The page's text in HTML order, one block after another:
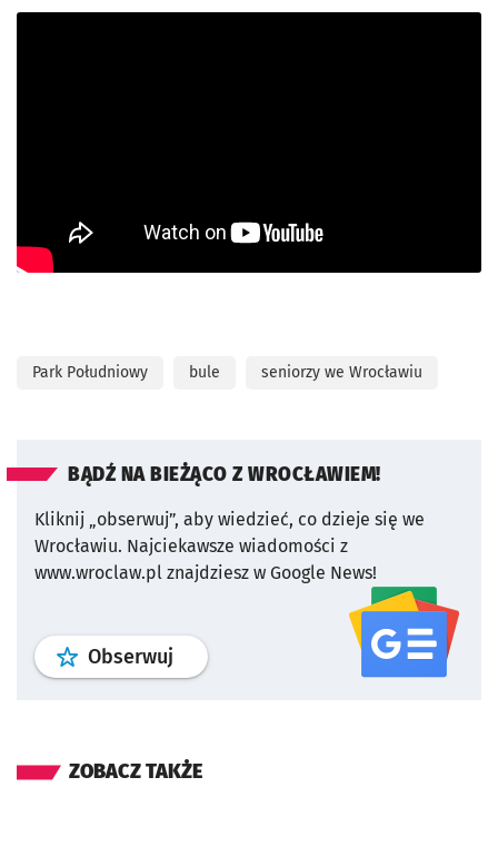
Park Południowy bule seniorzy we Wrocławiu
BĄDŹ NA BIEŻĄCO Z WROCŁAWIEM!
Kliknij „obserwuj”, aby wiedzieć, co dzieje się we
Wrocławiu. Najciekawsze wiadomości z
www.wroclaw.pl znajdziesz w Google News!
Obserwuj profil serwisu
ZOBACZ TAKŻE